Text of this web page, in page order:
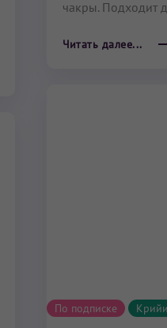
чакры. Подходит
Читать далее...
По подписке